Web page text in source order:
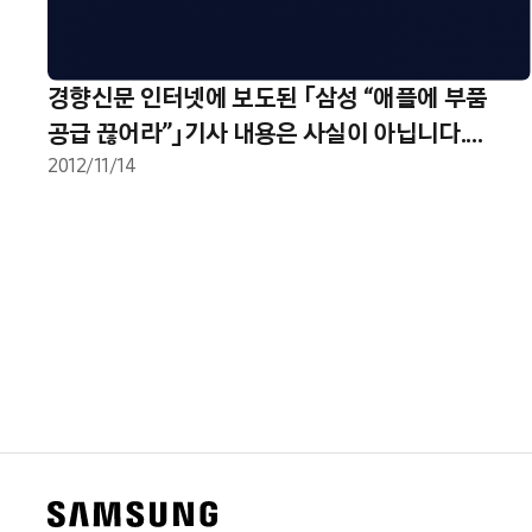
경향신문 인터넷에 보도된 「삼성 “애플에 부품
공급 끊어라”」기사 내용은 사실이 아닙니다.
[이슈와 팩트]
2012/11/14